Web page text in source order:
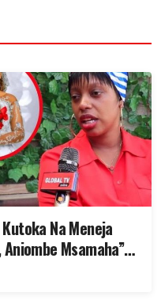
Na Meneja
Msamaha”-